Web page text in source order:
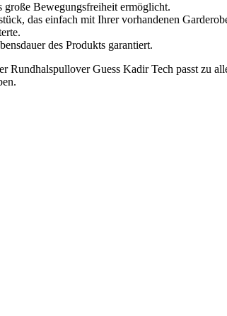
große Bewegungsfreiheit ermöglicht.
das einfach mit Ihrer vorhandenen
des Produkts garantiert.
Guess Kadir Tech passt zu